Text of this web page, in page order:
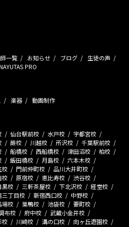
一覧 お知らせ ブログ
生徒の声
PRO
楽器 動画制作
仙台駅前校 水戸校
宇都宮校
蕨校 川越校 所沢校
千葉駅前校
船橋校 西船橋校 津田沼校
柏校
飯田橋校 月島校
六本木校
校 門前仲町校
品川大井町校
校 原宿校 恵比寿校
渋谷校
黒校 三軒茶屋校 下北沢校
経堂校
三丁目校 新宿西口校
中野校
場校 巣鴨校 池袋校
要町校
布校 府中校
武蔵小金井校
校 川崎校 溝の口校
向ヶ丘遊園校